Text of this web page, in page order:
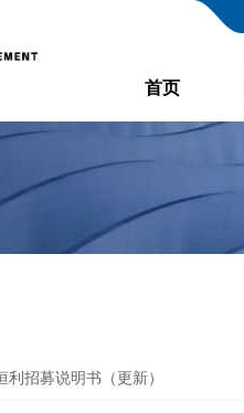
首页
利招募说明书（更新）